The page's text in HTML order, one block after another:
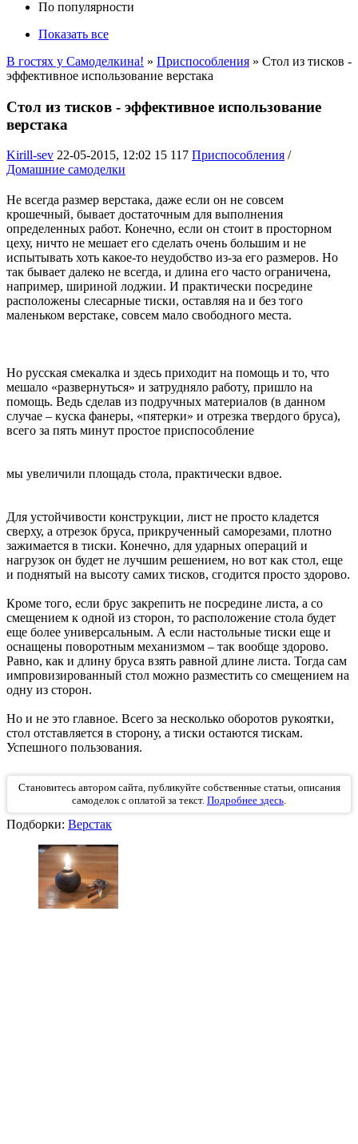
По популярности
Показать все
В гостях у Самоделкина! » Приспособления » Стол из тисков -
эффективное использование верстака
Стол из тисков - эффективное использование
верстака
Kirill-sev 22-05-2015, 12:02 15 117 Приспособления /
Домашние самоделки
Не всегда размер верстака, даже если он не совсем
крошечный, бывает достаточным для выполнения
определенных работ. Конечно, если он стоит в просторном
цеху, ничто не мешает его сделать очень большим и не
испытывать хоть какое-то неудобство из-за его размеров. Но
так бывает далеко не всегда, и длина его часто ограничена,
например, шириной лоджии. И практически посредине
расположены слесарные тиски, оставляя на и без того
маленьком верстаке, совсем мало свободного места.
Но русская смекалка и здесь приходит на помощь и то, что
мешало «развернуться» и затрудняло работу, пришло на
помощь. Ведь сделав из подручных материалов (в данном
случае – куска фанеры, «пятерки» и отрезка твердого бруса),
всего за пять минут простое приспособление
мы увеличили площадь стола, практически вдвое.
Для устойчивости конструкции, лист не просто кладется
сверху, а отрезок бруса, прикрученный саморезами, плотно
зажимается в тиски. Конечно, для ударных операций и
нагрузок он будет не лучшим решением, но вот как стол, еще
и поднятый на высоту самих тисков, сгодится просто здорово.
Кроме того, если брус закрепить не посредине листа, а со
смещением к одной из сторон, то расположение стола будет
еще более универсальным. А если настольные тиски еще и
оснащены поворотным механизмом – так вообще здорово.
Равно, как и длину бруса взять равной длине листа. Тогда сам
импровизированный стол можно разместить со смещением на
одну из сторон.
Но и не это главное. Всего за несколько оборотов рукоятки,
стол отставляется в сторону, а тиски остаются тискам.
Успешного пользования.
Становитесь автором сайта, публикуйте собственные статьи, описания
самоделок с оплатой за текст. Подробнее здесь.
Подборки: Верстак